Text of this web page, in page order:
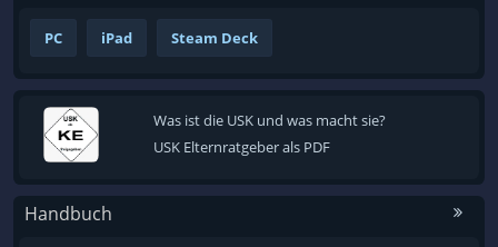
PC iPad Steam Deck
Was ist die USK und was macht sie?
USK Elternratgeber als PDF
Handbuch